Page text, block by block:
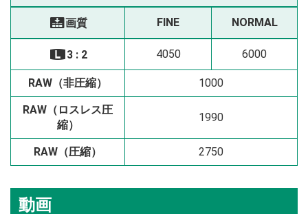
T 画質 FINE NORMAL
O 3 : 2 4050 6000
RAW（非圧縮） 1000
RAW（ロスレス圧
縮）
1990
RAW（圧縮） 2750
動画